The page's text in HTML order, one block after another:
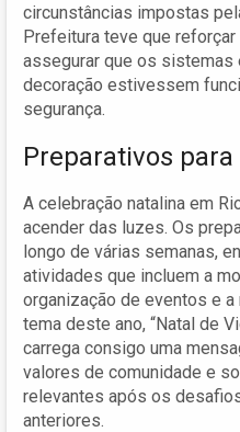
circunstâncias impostas
Prefeitura teve que
assegurar que os
decoração estivessem
segurança.
Preparativos
A celebração natalina em
acender das luzes. Os
longo de várias semanas,
atividades que incluem a
organização de eventos e
tema deste ano, “Natal de
carrega consigo uma
valores de comunidade e
relevantes após os
anteriores.